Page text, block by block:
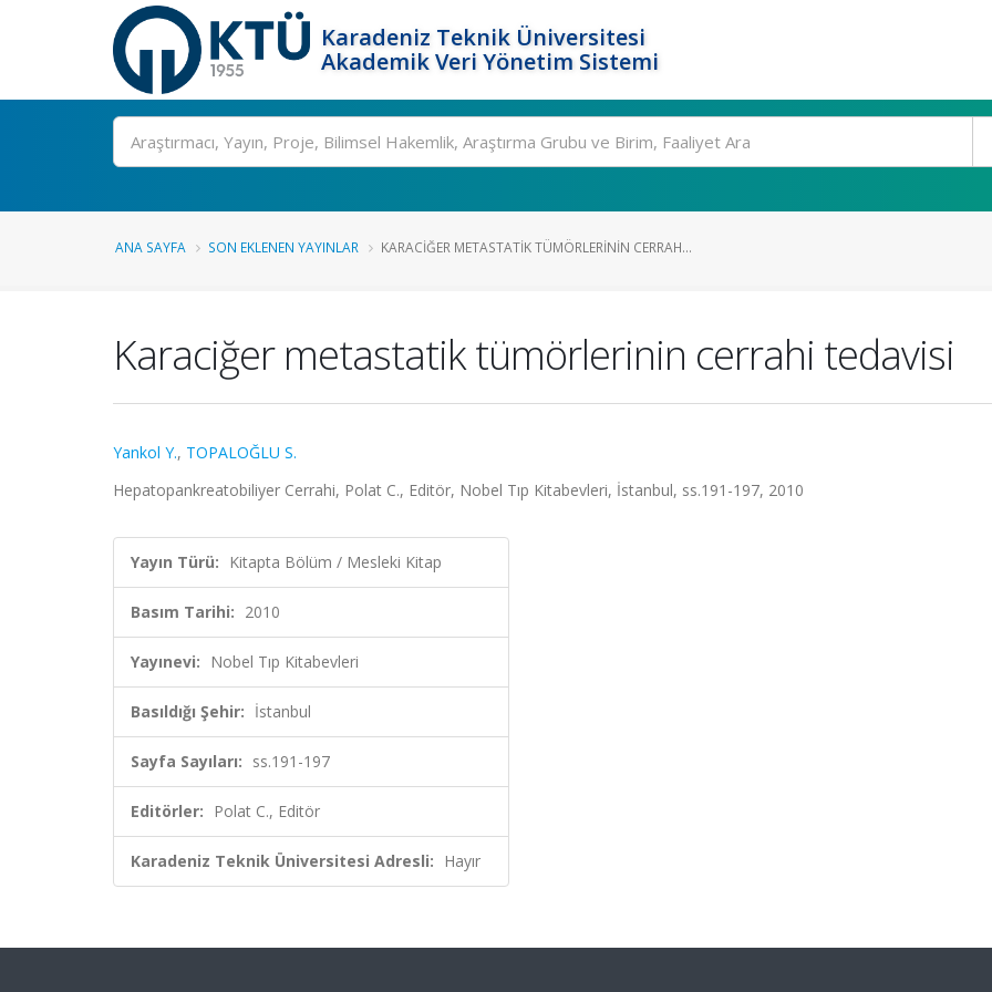
Karadeniz Teknik Üniversitesi
Akademik Veri Yönetim Sistemi
Ara
ANA SAYFA SON EKLENEN YAYINLAR KARACIĞER METASTATIK TÜMÖRLERININ CERRAH...
Karaciğer metastatik tümörlerinin cerrahi tedavisi
Yankol Y., TOPALOĞLU S.
Hepatopankreatobiliyer Cerrahi, Polat C., Editör, Nobel Tıp Kitabevleri, İstanbul, ss.191-197, 2010
Yayın Türü: Kitapta Bölüm / Mesleki Kitap
Basım Tarihi: 2010
Yayınevi: Nobel Tıp Kitabevleri
Basıldığı Şehir: İstanbul
Sayfa Sayıları: ss.191-197
Editörler: Polat C., Editör
Karadeniz Teknik Üniversitesi Adresli: Hayır